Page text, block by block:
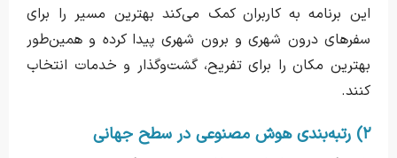
این برنامه به کاربران کمک می‌کند بهترین مسیر را برای
سفرهای درون شهری و برون شهری پیدا کرده و همین‌طور
بهترین مکان را برای تفریح، گشت‌و‌گذار و خدمات انتخاب
کنند.
۲) رتبه‌بندی هوش مصنوعی در سطح جهانی